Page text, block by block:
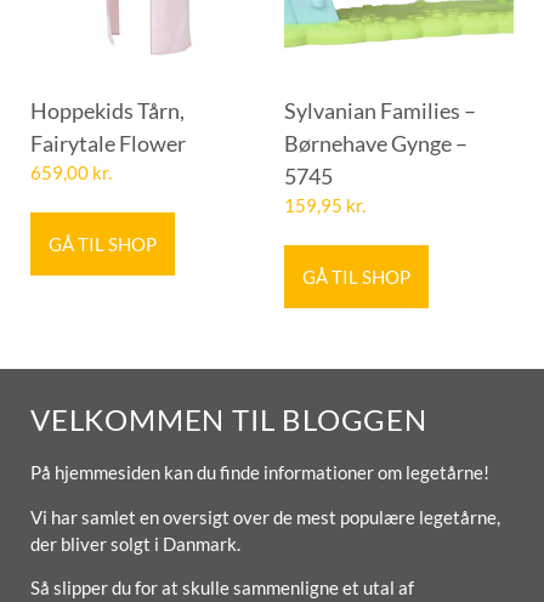
Hoppekids Tårn,
Fairytale Flower
659,00 kr.
GÅ TIL SHOP
Sylvanian Families –
Børnehave Gynge –
5745
159,95 kr.
GÅ TIL SHOP
VELKOMMEN TIL BLOGGEN
På hjemmesiden kan du finde informationer om legetårne!
Vi har samlet en oversigt over de mest populære legetårne,
der bliver solgt i Danmark.
Så slipper du for at skulle sammenligne et utal af